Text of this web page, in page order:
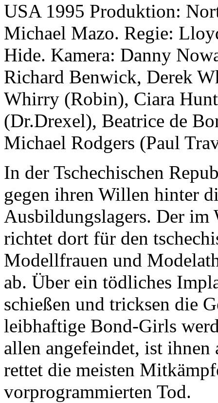
USA 1995 Produktion:
Michael Mazo. Regie:
Hide. Kamera: Danny
Richard Benwick, Derek
Whirry (Robin), Ciara
(Dr.Drexel), Beatrice de
Michael Rodgers (Paul
In der Tschechischen
gegen ihren Willen hinter
Ausbildungslagers. Der im
richtet dort für den
Modellfrauen und
ab. Über ein tödliches
schießen und tricksen die
leibhaftige Bond-Girls
allen angefeindet, ist
rettet die meisten
vorprogrammierten Tod.